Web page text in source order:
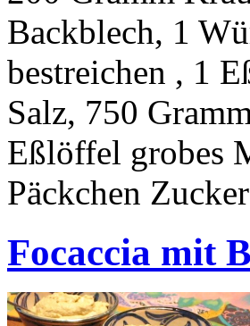
Backblech, 1
bestreichen , 1
Salz, 750
Eßlöffel grobes
Päckchen Zucker
Focaccia mit